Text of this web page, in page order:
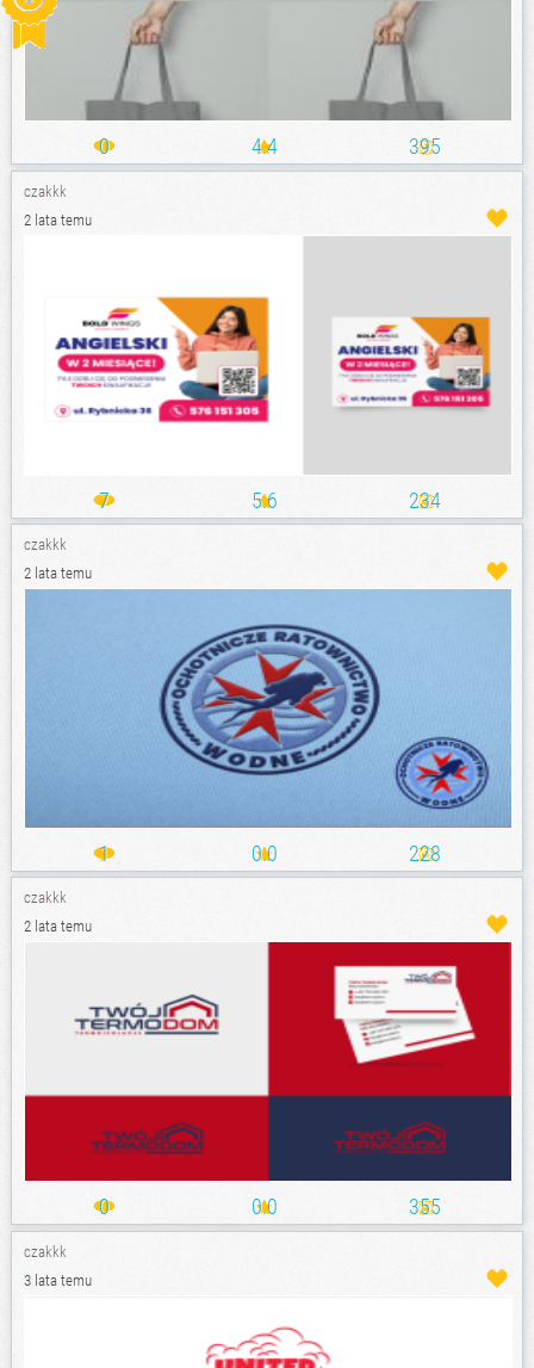
0 4.4 395
czakkk
2 lata temu
7 5.6 234
czakkk
2 lata temu
1 0.0 228
czakkk
2 lata temu
0 0.0 355
czakkk
3 lata temu